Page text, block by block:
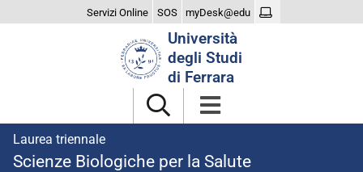
Servizi Online SOS myDesk@edu
Università
degli Studi
di Ferrara
Laurea triennale
Scienze Biologiche per la Salute